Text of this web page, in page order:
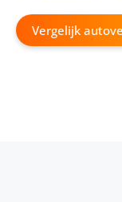
Vergelijk